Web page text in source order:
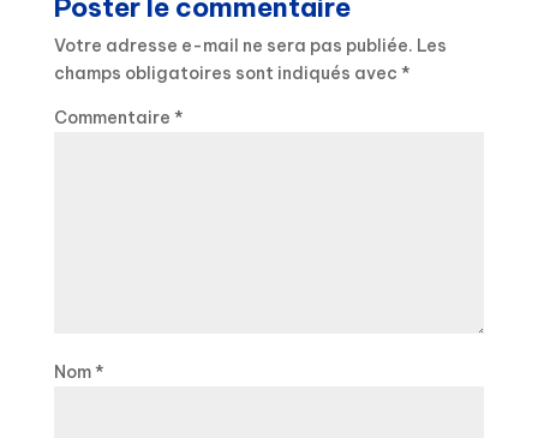
Poster le commentaire
Votre adresse e-mail ne sera pas publiée. Les
champs obligatoires sont indiqués avec *
Commentaire *
Nom*